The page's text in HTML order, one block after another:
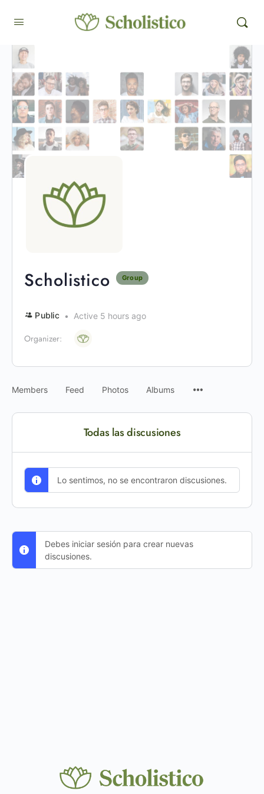
Scholistico Group
Public Active 5 hours ago
Organizer:
Members Feed Photos Albums
Todas las discusiones
Lo sentimos, no se encontraron discusiones.
Debes iniciar sesión para crear nuevas
discusiones.